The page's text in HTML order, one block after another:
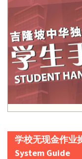
学校无现金作业
System Guide